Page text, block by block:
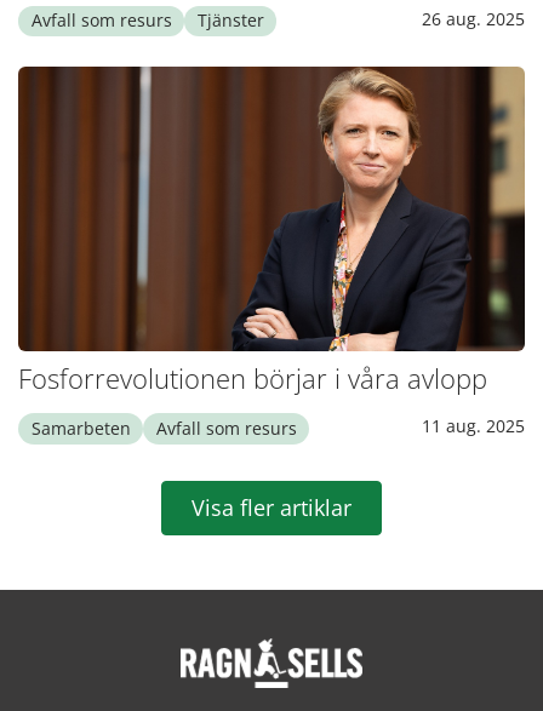
Avfall som resurs Tjänster 26 aug. 2025
Fosforrevolutionen börjar i våra avlopp
Samarbeten Avfall som resurs 11 aug. 2025
Visa fler artiklar